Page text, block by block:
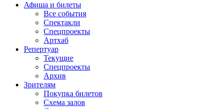
Афиша и билеты
Все события
Спектакли
Спецпроекты
Артхаб
Репертуар
Текущие
Спецпроекты
Архив
Зрителям
Покупка билетов
Схема залов